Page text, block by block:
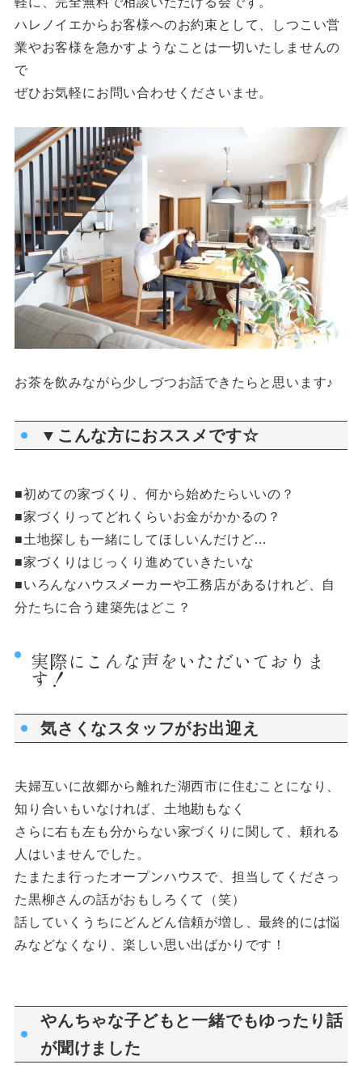
ハレノイエからお客様へのお約束として、しつこい営
業やお客様を急かすようなことは一切いたしませんの
で
ぜひお気軽にお問い合わせくださいませ。
お茶を飲みながら少しづつお話できたらと思います♪
▼こんな方におススメです☆
■初めての家づくり、何から始めたらいいの？
■家づくりってどれくらいお金がかかるの？
■土地探しも一緒にしてほしいんだけど…
■家づくりはじっくり進めていきたいな
■いろんなハウスメーカーや工務店があるけれど、自
分たちに合う建築先はどこ？
実際にこんな声をいただいておりま
す！
気さくなスタッフがお出迎え
夫婦互いに故郷から離れた湖西市に住むことになり、
知り合いもいなければ、土地勘もなく
さらに右も左も分からない家づくりに関して、頼れる
人はいませんでした。
たまたま行ったオープンハウスで、担当してくださっ
た黒柳さんの話がおもしろくて（笑）
話していくうちにどんどん信頼が増し、最終的には悩
みなどなくなり、楽しい思い出ばかりです！
やんちゃな子どもと一緒でもゆったり話
が聞けました